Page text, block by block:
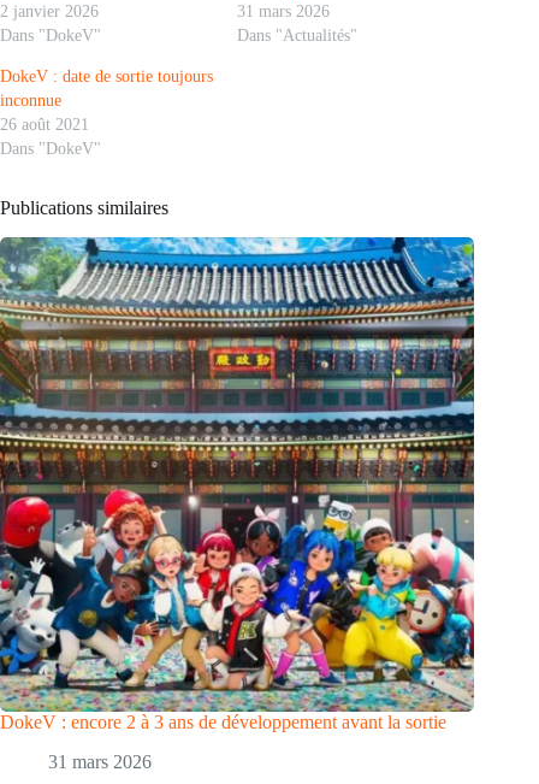
2 janvier 2026
Dans "DokeV"
31 mars 2026
Dans "Actualités"
DokeV : date de sortie toujours
inconnue
26 août 2021
Dans "DokeV"
Publications similaires
DokeV : encore 2 à 3 ans de développement avant la sortie
31 mars 2026